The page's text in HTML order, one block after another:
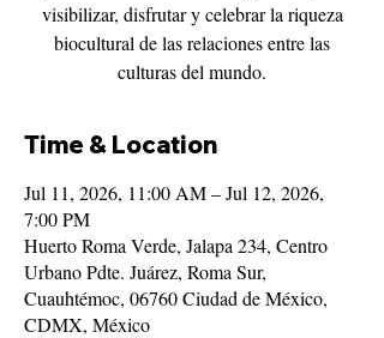
visibilizar, disfrutar y celebrar la riqueza
biocultural de las relaciones entre las
culturas del mundo.
Time & Location
Jul 11, 2026, 11:00 AM – Jul 12, 2026,
7:00 PM
Huerto Roma Verde, Jalapa 234, Centro
Urbano Pdte. Juárez, Roma Sur,
Cuauhtémoc, 06760 Ciudad de México,
CDMX, México